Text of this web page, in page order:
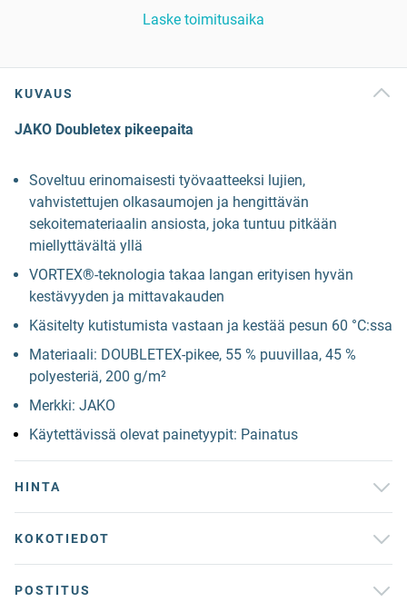
Laske toimitusaika
KUVAUS
JAKO Doubletex pikeepaita
Soveltuu erinomaisesti työvaatteeksi lujien,
vahvistettujen olkasaumojen ja hengittävän
sekoitemateriaalin ansiosta, joka tuntuu pitkään
miellyttävältä yllä
VORTEX®-teknologia takaa langan erityisen hyvän
kestävyyden ja mittavakauden
Käsitelty kutistumista vastaan ja kestää pesun 60 °C:ssa
Materiaali: DOUBLETEX-pikee, 55 % puuvillaa, 45 %
polyesteriä, 200 g/m²
Merkki: JAKO
Käytettävissä olevat painetyypit: Painatus
HINTA
KOKOTIEDOT
POSTITUS